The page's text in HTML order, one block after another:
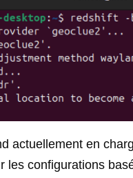
actuellement en
les configurations